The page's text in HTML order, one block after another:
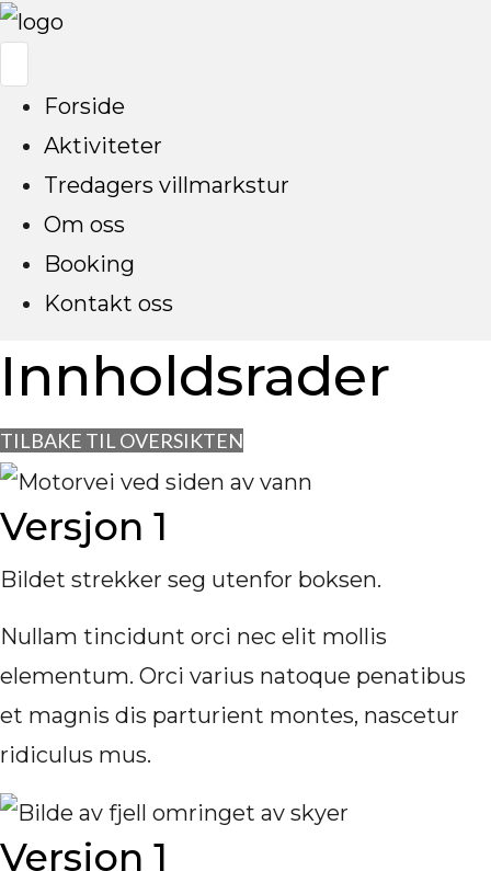
Forside
Aktiviteter
Tredagers villmarkstur
Om oss
Booking
Kontakt oss
Innholdsrader
TILBAKE TIL OVERSIKTEN
Versjon 1
Bildet strekker seg utenfor boksen.
Nullam tincidunt orci nec elit mollis
elementum. Orci varius natoque penatibus
et magnis dis parturient montes, nascetur
ridiculus mus.
Versjon 1